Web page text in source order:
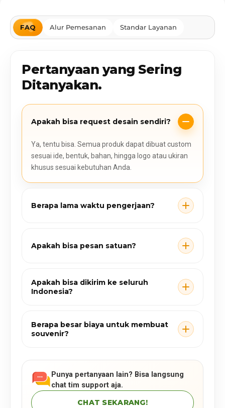
FAQ Alur Pemesanan Standar Layanan
Pertanyaan yang Sering
Ditanyakan.
Apakah bisa request desain sendiri?
Ya, tentu bisa. Semua produk dapat dibuat custom
sesuai ide, bentuk, bahan, hingga logo atau ukiran
khusus sesuai kebutuhan Anda.
Berapa lama waktu pengerjaan?
Apakah bisa pesan satuan?
Apakah bisa dikirim ke seluruh
Indonesia?
Berapa besar biaya untuk membuat
souvenir?
Punya pertanyaan lain? Bisa langsung
chat tim support aja.
CHAT SEKARANG!